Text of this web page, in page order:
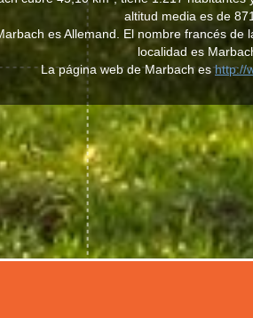
altitud media es de
es Allemand. El nombre francés
localidad es
La página web de Marbach eshttp://